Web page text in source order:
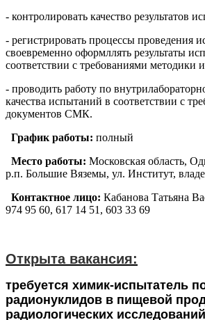
- контролировать качество результатов
- регистрировать процессы проведения
своевременно оформллять результаты
соответствии с требованиями методики
- проводить работу по
качества испытаний в соответствии с
документов СМК.
График работы: полный
Место работы: Московская область,
р.п. Большие Вяземы, ул. Институт,
Контактное лицо: Кабанова Татьяна
974 95 60, 617 14 51, 603 33 69
Открыта вакансия:
требуется химик-испытатель
радионуклидов в пищевой
радиологических исследований